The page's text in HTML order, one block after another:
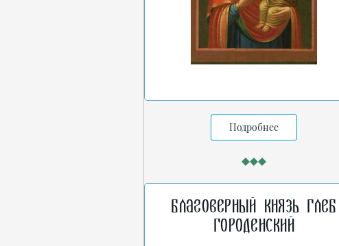
Подробнее
Благоверный князь Глеб
Городенский